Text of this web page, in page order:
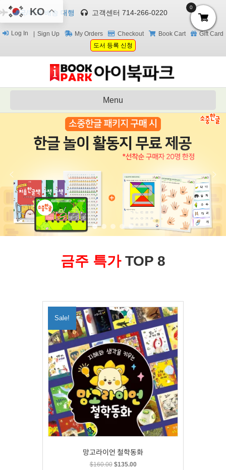
한국/미국 배송 대행 고객센터 714-266-0220
Log In Sign Up My Orders Checkout Book Cart
Gift Card
도서 등록 신청
Menu
금주 특가 TOP 8
Sale!
망고라이언 철학동화
$160.00 Original
$135.00Current
KO 0